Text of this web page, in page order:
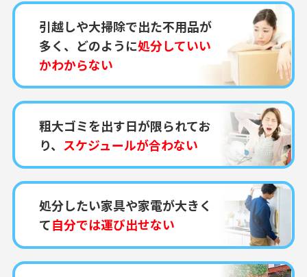
引越しや大掃除で出た不用品が
多く、どのように処分していい
かわからない
粗大ゴミを出す日が限られてお
り、 スケジュールが合わない
処分したい家具や家電が大きく
て自分では運び出せない